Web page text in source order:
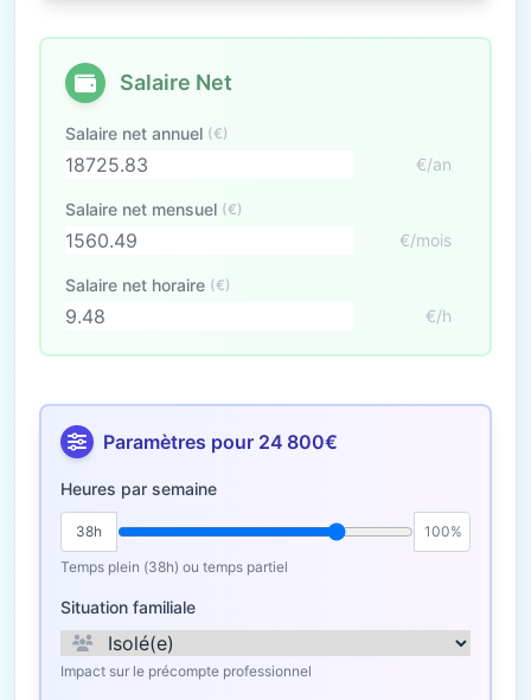
Salaire Net
Salaire net annuel (€)
€/an
Salaire net mensuel (€)
€/mois
Salaire net horaire (€)
€/h
Paramètres pour 24 800€
Heures par semaine
38h
100%
Temps plein (38h) ou temps partiel
Situation familiale
Impact sur le précompte professionnel